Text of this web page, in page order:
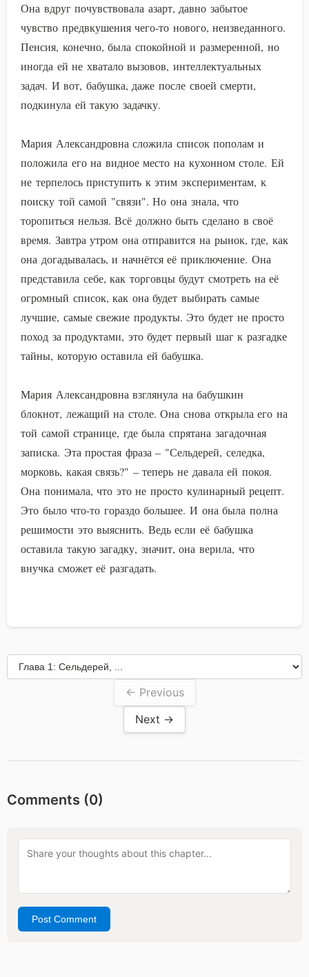
Она вдруг почувствовала азарт, давно забытое
чувство предвкушения чего-то нового, неизведанного.
Пенсия, конечно, была спокойной и размеренной, но
иногда ей не хватало вызовов, интеллектуальных
задач. И вот, бабушка, даже после своей смерти,
подкинула ей такую задачку.
Мария Александровна сложила список пополам и
положила его на видное место на кухонном столе. Ей
не терпелось приступить к этим экспериментам, к
поиску той самой "связи". Но она знала, что
торопиться нельзя. Всё должно быть сделано в своё
время. Завтра утром она отправится на рынок, где, как
она догадывалась, и начнётся её приключение. Она
представила себе, как торговцы будут смотреть на её
огромный список, как она будет выбирать самые
лучшие, самые свежие продукты. Это будет не просто
поход за продуктами, это будет первый шаг к разгадке
тайны, которую оставила ей бабушка.
Мария Александровна взглянула на бабушкин
блокнот, лежащий на столе. Она снова открыла его на
той самой странице, где была спрятана загадочная
записка. Эта простая фраза – "Сельдерей, селедка,
морковь, какая связь?" – теперь не давала ей покоя.
Она понимала, что это не просто кулинарный рецепт.
Это было что-то гораздо большее. И она была полна
решимости это выяснить. Ведь если её бабушка
оставила такую загадку, значит, она верила, что
внучка сможет её разгадать.
← Previous
Next →
Comments (0)
Post Comment